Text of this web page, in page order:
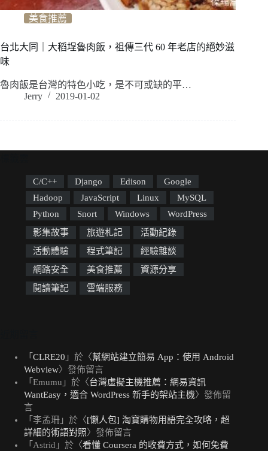
美食推薦
台北大同｜大稻埕魯肉飯，祖傳三代 60 年老店的絕妙滋
味
魯肉飯是台灣的特色小吃，是不可或缺的平…
Jerry
2019-01-02
C/C++ Django Edison
Google
Hadoop
JavaScript Linux
MySQL
Python
Snort Windows
WordPress
影集故事
旅遊札記
活動紀錄
活動體驗
程式筆記
經驗雜談
網路安全
美食推薦
資源分享
閱讀筆記
雲端服務
「 CLRE20 」於〈幫網站建立簡易 App：使用 Android
Webview〉發佈留言
「 Emumu 」於〈台灣虛擬主機推薦：網易資訊
WantEasy，適合 WordPress 新手的架站主機〉發佈留
言
「 李孟珊 」於〈[懶人包] 淘寶購物用語完全攻略，超
詳細的術語對照〉發佈留言
「 Astrid 」於〈看懂 Coursera 的收費方式，如何免費